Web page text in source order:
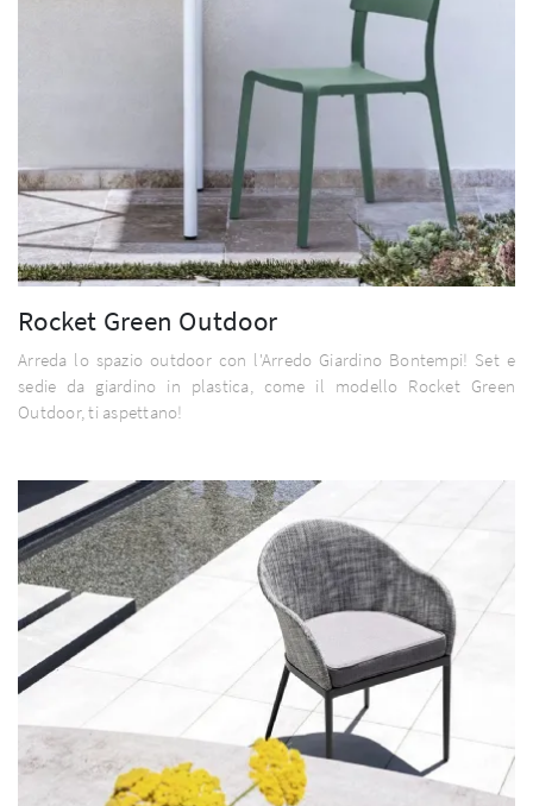
Rocket Green Outdoor
Arreda lo spazio outdoor con l'Arredo Giardino Bontempi! Set e
sedie da giardino in plastica, come il modello Rocket Green
Outdoor, ti aspettano!